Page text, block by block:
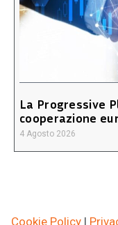
La Progressive
cooperazione
4 Agosto 2026
Cookie Policy |